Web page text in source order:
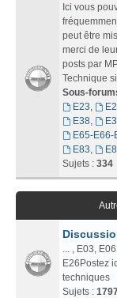
Ici vous
peut être
merci de
posts par
Technique
Sous-
E23,
E38,
E65-E66-
E83,
Sujets : 334
... , E03,
E26Postez
techniques
Sujets :